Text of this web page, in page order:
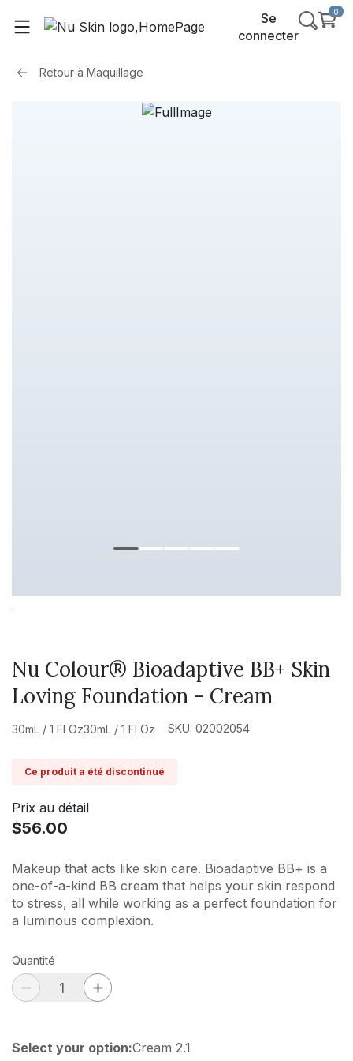
Se
connecter
0
Retour à Maquillage
Nu Colour® Bioadaptive BB+ Skin
Loving Foundation - Cream
30mL / 1 Fl Oz30mL / 1 Fl Oz SKU: 02002054
Ce produit a été discontinué
Prix au détail
$56.00
Makeup that acts like skin care. Bioadaptive BB+ is a
one-of-a-kind BB cream that helps your skin respond
to stress, all while working as a perfect foundation for
a luminous complexion.
Quantité
Select your option:Cream 2.1